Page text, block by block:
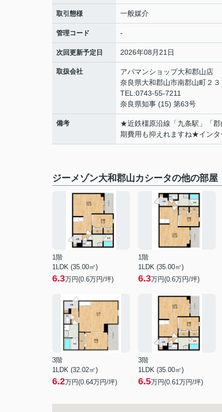
取引態様 一般媒介
管理コード -
次回更新予定日 2026年08月21日
取扱会社
アパマンショップ大和郡山店
奈良県大和郡山市南郡山町２３
TEL:0743-55-7211
奈良県知事 (15) 第63号
備考
★近鉄橿原沿線「九条駅」「
期費用も抑えれますね★イン
ジーメゾン大和郡山カシータの他の部屋
1階
1LDK (35.00㎡)
6.3万円(0.6万円/坪)
1階
1LDK (35.00㎡)
6.3万円(0.6万円/坪)
3階
1LDK (32.02㎡)
6.2万円(0.64万円/坪)
3階
1LDK (35.00㎡)
6.5万円(0.61万円/坪)